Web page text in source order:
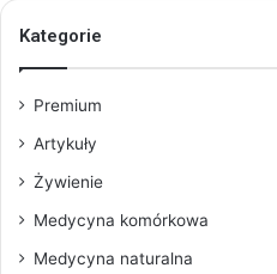
Kategorie
Premium
Artykuły
Żywienie
Medycyna komórkowa
Medycyna naturalna